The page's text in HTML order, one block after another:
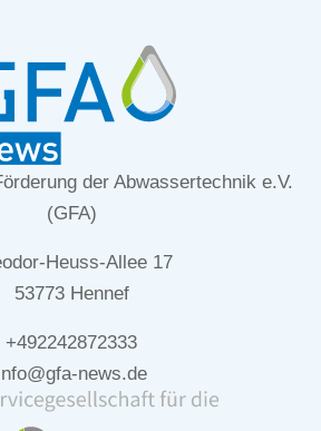
der Abwassertechnik e.V.
(GFA)
Heuss-Allee 17
53773 Hennef
+492242872333
news.de